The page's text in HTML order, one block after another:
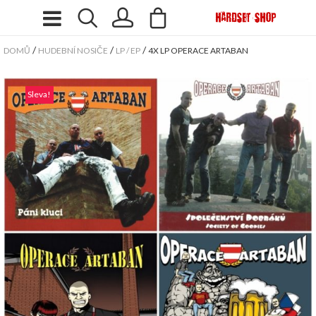
DOMŮ / HUDEBNÍ NOSIČE / LP / EP /4X LP OPERACE ARTABAN
Sleva!